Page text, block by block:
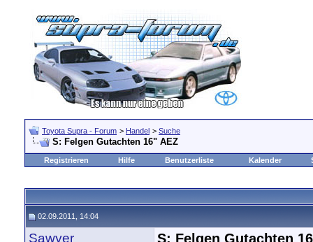
Toyota Supra - Forum > Handel > Suche
S: Felgen Gutachten 16" AEZ
Registrieren Hilfe Benutzerliste Kalender
02.09.2011, 14:04
Sawyer S: Felgen Gutachten